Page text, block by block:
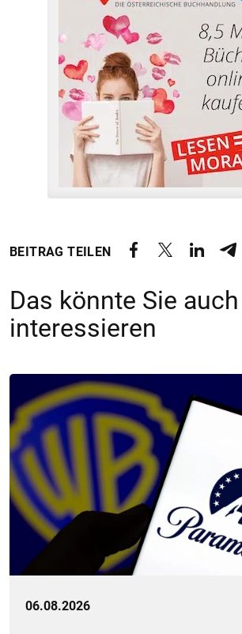
BEITRAG TEILEN
Das könnte Sie auch
interessieren
06.08.2026